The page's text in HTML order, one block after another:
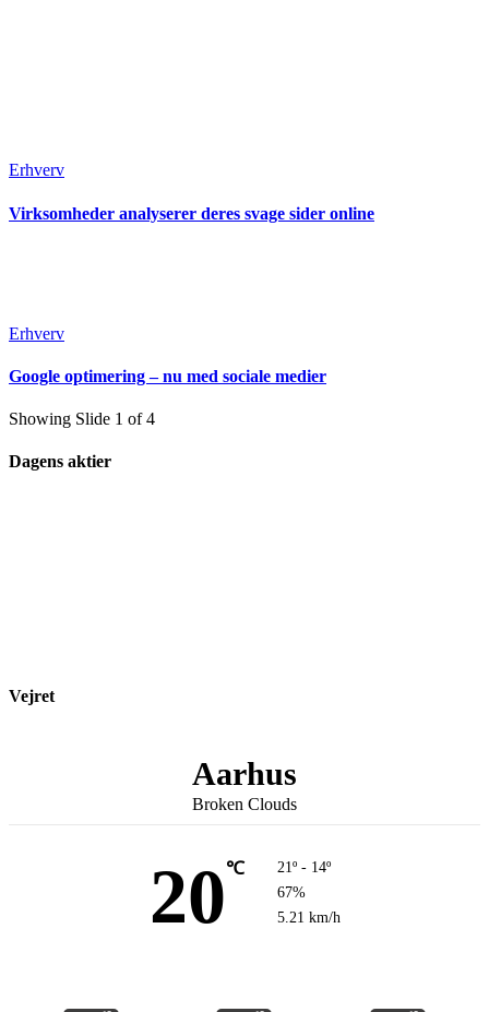
Erhverv
Virksomheder analyserer deres svage sider online
Erhverv
Google optimering – nu med sociale medier
Showing Slide 1 of 4
Dagens aktier
Vejret
Aarhus
Broken Clouds
20℃
21º - 14º
67%
5.21 km/h